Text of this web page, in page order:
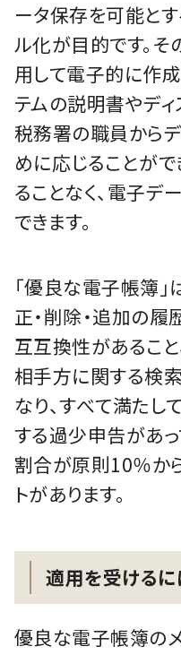
ータ保存を可能と
ル化が目的です。
用して電子的に作
テムの説明書やデ
税務署の職員から
めに応じることがで
ることなく、電子デ
できます。
「優良な電子帳簿
正・削除・追加の
互互換性があるこ
相手方に関する検
なり、すべて満た
する過少申告があ
割合が原則10％か
トがあります。
適用を受ける
優良な電子帳簿の